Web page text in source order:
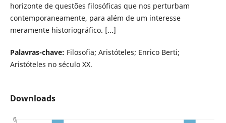
horizonte de questões filosóficas que nos perturbam
contemporaneamente, para além de um interesse
meramente historiográfico. [...]
Palavras-chave: Filosofia; Aristóteles; Enrico Berti;
Aristóteles no século XX.
Downloads